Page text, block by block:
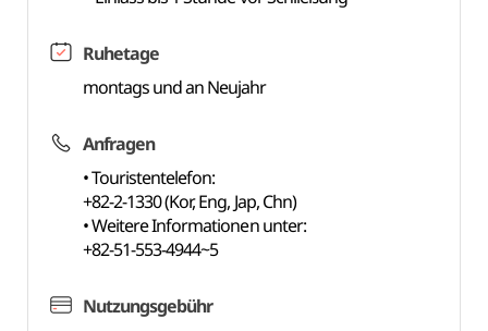
Ruhetage
montags und an Neujahr
Anfragen
• Touristentelefon:
+82-2-1330 (Kor, Eng, Jap, Chn)
• Weitere Informationen unter:
+82-51-553-4944~5
Nutzungsgebühr